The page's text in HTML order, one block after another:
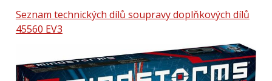
Seznam technických dílů soupravy doplňkových dílů
45560 EV3